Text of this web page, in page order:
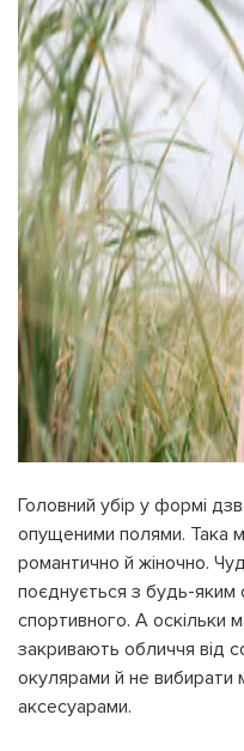
Головний убір у формі
опущеними полями. Така
романтично й жіночно.
поєднується з будь-яким
спортивного. А оскільки
закривають обличчя від
окулярами й не
аксесуарами.